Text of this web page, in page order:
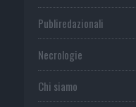
Publiredazionali
Necrologie
Chi siamo